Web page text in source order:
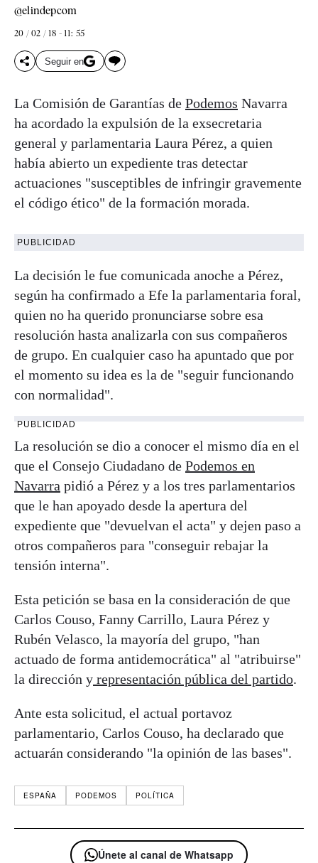
@elindepcom
20 / 02 / 18 - 11: 55
Seguir en
La Comisión de Garantías de Podemos Navarra
ha acordado la expulsión de la exsecretaria
general y parlamentaria Laura Pérez, a quien
había abierto un expediente tras detectar
actuaciones "susceptibles de infringir gravemente
el código ético" de la formación morada.
PUBLICIDAD
La decisión le fue comunicada anoche a Pérez,
según ha confirmado a Efe la parlamentaria foral,
quien no ha querido pronunciarse sobre esa
resolución hasta analizarla con sus compañeros
de grupo. En cualquier caso ha apuntado que por
el momento su idea es la de "seguir funcionando
con normalidad".
PUBLICIDAD
La resolución se dio a conocer el mismo día en el
que el Consejo Ciudadano de Podemos en
Navarra pidió a Pérez y a los tres parlamentarios
que le han apoyado desde la apertura del
expediente que "devuelvan el acta" y dejen paso a
otros compañeros para "conseguir rebajar la
tensión interna".
Esta petición se basa en la consideración de que
Carlos Couso, Fanny Carrillo, Laura Pérez y
Rubén Velasco, la mayoría del grupo, "han
actuado de forma antidemocrática" al "atribuirse"
la dirección y representación pública del partido.
Ante esta solicitud, el actual portavoz
parlamentario, Carlos Couso, ha declarado que
actuarán considerando "la opinión de las bases".
ESPAÑA PODEMOS POLÍTICA
Únete al canal de Whatsapp